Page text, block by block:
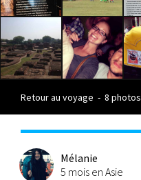
Retour au voyage - 8 photos
Mélanie
5 mois en Asie